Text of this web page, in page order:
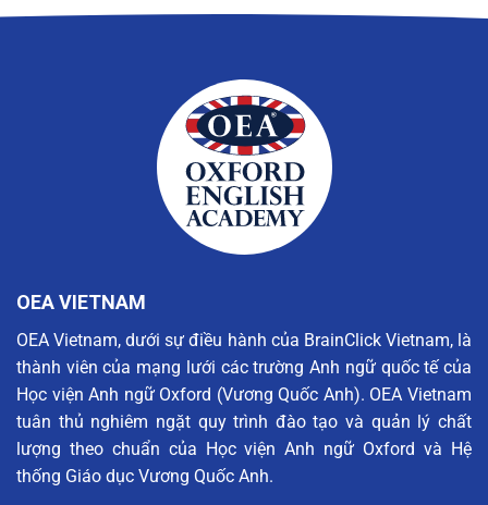
6
MỪNG
VÀ
NGÀY
CỦA
MẸ
BẢN
TOÀN
CẦU
thi
biến
đổi
khí
hậu:
“Save
the
Snow,
Save
VN274-
Vietnam:
lần
thứ
vinh
dự
nhận
giải
thưởng
thí
Xuất
sắc
nhất
Khu
vực”
năm
2025
OEA VIETNAM
OEA Vietnam, dưới sự điều hành của BrainClick Vietnam, là
thành viên của mạng lưới các trường Anh ngữ quốc tế của
Học viện Anh ngữ Oxford (Vương Quốc Anh). OEA Vietnam
tuân thủ nghiêm ngặt quy trình đào tạo và quản lý chất
lượng theo chuẩn của Học viện Anh ngữ Oxford và Hệ
thống Giáo dục Vương Quốc Anh.